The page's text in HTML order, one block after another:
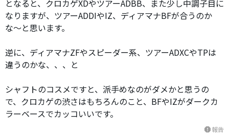
となると、クロカゲXDやツアーADBB、また少し中調子目に
なりますが、ツアーADDIやIZ、ディアマナBFが合うのか
な〜と思います。
逆に、ディアマナZFやスピーダー系、ツアーADXCやTPは
違うのかな、、、と
シャフトのコスメですと、派手めなのがダメかと思うの
で、クロカゲの渋さはもちろんのこと、BFやIZがダークカ
ラーベースでカッコいいです。
report報告